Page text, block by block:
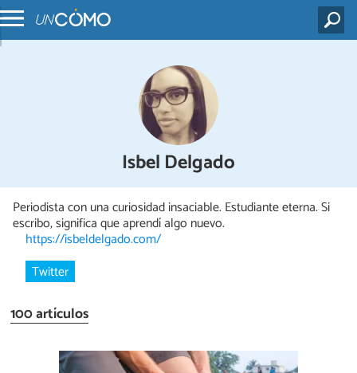
Isbel Delgado
Periodista con una curiosidad insaciable. Estudiante eterna. Si
escribo, significa que aprendí algo nuevo.
https://isbeldelgado.com/
Twitter
100 artículos